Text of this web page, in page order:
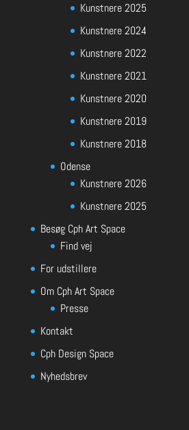
Kunstnere 2025
Kunstnere 2024
Kunstnere 2022
Kunstnere 2021
Kunstnere 2020
Kunstnere 2019
Kunstnere 2018
Odense
Kunstnere 2026
Kunstnere 2025
Besøg Cph Art Space
Find vej
For udstillere
Om Cph Art Space
Presse
Kontakt
Cph Design Space
Nyhedsbrev